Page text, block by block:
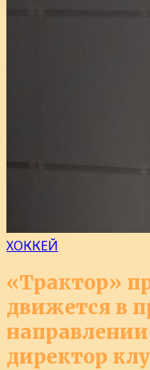
ХОККЕЙ
«Трактор»
движется в
директор